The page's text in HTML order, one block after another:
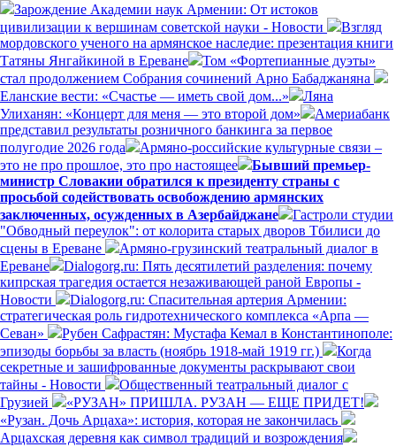
Зарождение Академии наук Армении: От истоков
цивилизации к вершинам советской науки - Новости
Взгляд
мордовского ученого на армянское наследие: презентация книги
Татяны Янгайкиной в Ереване
Том «Фортепианные дуэты»
стал продолжением Собрания сочинений Арно Бабаджаняна
Еланские вести: «Счастье — иметь свой дом...»
Ляна
Улиханян: «Концерт для меня — это второй дом»
Америабанк
представил результаты розничного банкинга за первое
полугодие 2026 года
Армяно-российские культурные связи –
это не про прошлое, это про настоящее
Бывший премьер-
министр Словакии обратился к президенту страны с
просьбой содействовать освобождению армянских
заключенных, осужденных в Азербайджане
Гастроли студии
"Обводный переулок": от колорита старых дворов Тбилиси до
сцены в Ереване
Армяно-грузинский театральный диалог в
Ереване
Dialogorg.ru: Пять десятилетий разделения: почему
кипрская трагедия остается незаживающей раной Европы -
Новости
Dialogorg.ru: Спасительная артерия Армении:
стратегическая роль гидротехнического комплекса «Арпа —
Севан»
Рубен Сафрастян: Мустафа Кемал в Константинополе:
эпизоды борьбы за власть (ноябрь 1918-май 1919 гг.)
Когда
секретные и зашифрованные документы раскрывают свои
тайны - Новости
Общественный театральный диалог с
Грузией
«РУЗАН» ПРИШЛА. РУЗАН — ЕЩЕ ПРИДЕТ!
«Рузан. Дочь Арцаха»: история, которая не закончилась
Арцахская деревня как символ традиций и возрождения